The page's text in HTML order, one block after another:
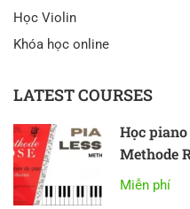
Học Violin
Khóa học online
LATEST COURSES
Học
Methode
Miễn phí